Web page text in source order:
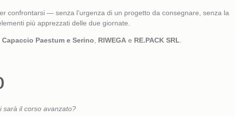
confrontarsi — senza l’urgenza di un progetto da consegnare, senza la
più apprezzati delle due giornate.
Capaccio Paestum e Serino, RIWEGA e RE.PACK SRL.
sarà il corso avanzato?